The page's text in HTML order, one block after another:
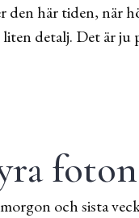
den här tiden, när
detalj. Det är ju
och sista